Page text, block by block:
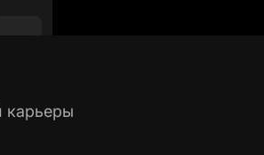
карьеры